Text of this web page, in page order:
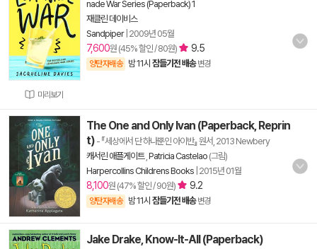
미리보기
nade War Series (Paperback) 1
재클린 데이비스
Sandpiper| 2009년 05월
7,600원 (45% 할인 / 80원) 9.5
양탄자배송 밤 11시 잠들기전 배송 변경
The One and Only Ivan (Paperback, Reprin
t) - 『세상에서 단 하나뿐인 아이반』 원서, 2013 Newbery
캐서린 애플게이트, Patricia Castelao (그림)
Harpercollins Childrens Books 2015년 01월
8,100원 (47% 할인 / 90원) 9.2
양탄자배송 밤 11시 잠들기전 배송 변경
Jake Drake, Know-It-All (Paperback)